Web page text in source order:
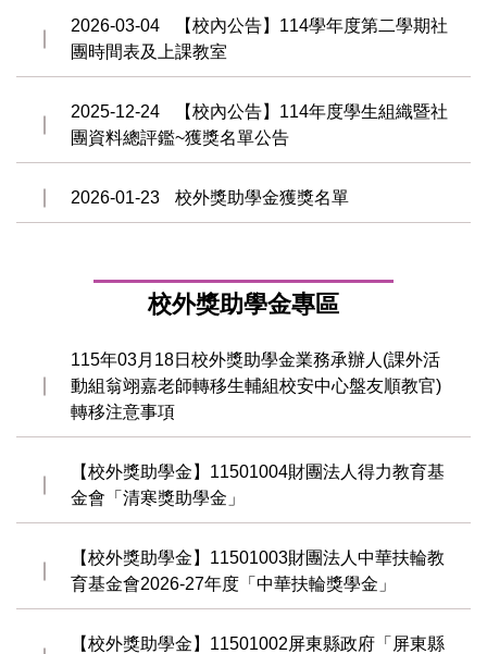
2026-03-04
【校內公告】114學年度第二學期社
團時間表及上課教室
2025-12-24
【校內公告】114年度學生組織暨社
團資料總評鑑~獲獎名單公告
2026-01-23 校外獎助學金獲獎名單
校外獎助學金專區
115年03月18日校外獎助學金業務承辦人(課外活
動組翁翊嘉老師轉移生輔組校安中心盤友順教官)
轉移注意事項
【校外獎助學金】11501004財團法人得力教育基
金會「清寒獎助學金」
【校外獎助學金】11501003財團法人中華扶輪教
育基金會2026-27年度「中華扶輪獎學金」
【校外獎助學金】11501002屏東縣政府「屏東縣